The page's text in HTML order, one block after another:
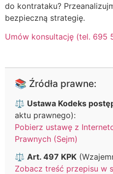
do kontrataku?
bezpieczną strategię.
Umów konsultację (tel. 695
📚 Źródła prawne:
⚖️ Ustawa Kodeks
aktu prawnego):
Pobierz ustawę z
Prawnych (Sejm)
⚖️ Art. 497 KPK
Zobacz treść przepisu w